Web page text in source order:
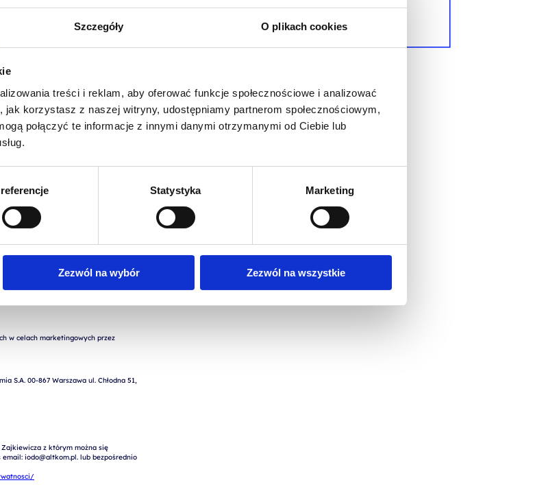
Szczegóły O plikach cookies
treści i reklam, aby oferować funkcje społecznościowe i analizować
korzystasz z naszej witryny, udostępniamy partnerom społecznościowym,
połączyć te informacje z innymi danymi otrzymanymi od Ciebie lub
Statystyka Marketing
Zezwól na wybór Zezwól na wszystkie
S.A. 00-867 Warszawa ul. Chłodna 51,
z którym można się
iodo@altkom.pl. lub bezpośrednio